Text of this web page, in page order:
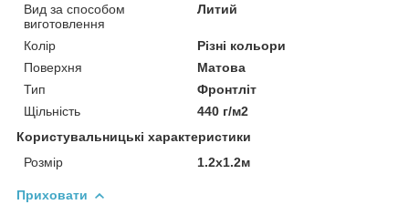
Вид за способом
виготовлення
Литий
Колір
Різні кольори
Поверхня
Матова
Тип
Фронтліт
Щільність
440 г/м2
Користувальницькі характеристики
Розмір
1.2x1.2м
Приховати